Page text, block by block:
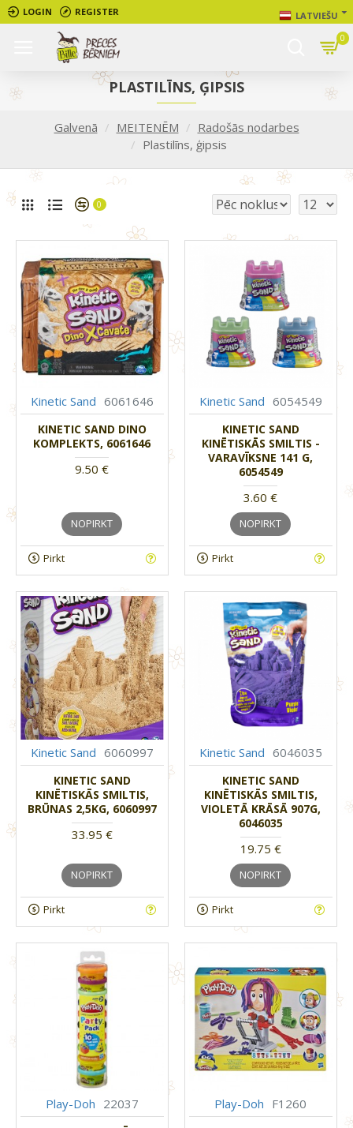
LOGIN REGISTER LATVIEŠU
0
Galvenā MEITENĒM
Radošās nodarbes
Plastilīns, ģipsis
PLASTILĪNS, ĢIPSIS
0
Kinetic Sand 6061646
KINETIC SAND DINO
KOMPLEKTS, 6061646
9.50 €
NOPIRKT
Pirkt
Kinetic Sand 6054549
KINETIC SAND
KINĒTISKĀS SMILTIS -
VARAVĪKSNE 141 G,
6054549
3.60 €
NOPIRKT
Pirkt
Kinetic Sand 6060997
KINETIC SAND
KINĒTISKĀS SMILTIS,
BRŪNAS 2,5KG, 6060997
33.95 €
NOPIRKT
Pirkt
Kinetic Sand 6046035
KINETIC SAND
KINĒTISKĀS SMILTIS,
VIOLETĀ KRĀSĀ 907G,
6046035
19.75 €
NOPIRKT
Pirkt
Play-Doh 22037 Play-Doh F1260